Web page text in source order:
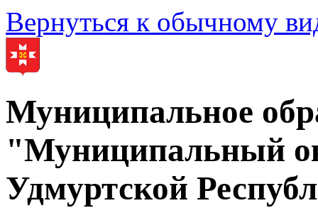
Вернуться к обычному
Муниципальное
"Муниципальный
Удмуртской